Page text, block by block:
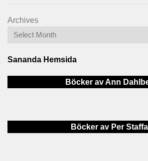
Archives
Sananda Hemsida
Böcker av Ann
Böcker av Per